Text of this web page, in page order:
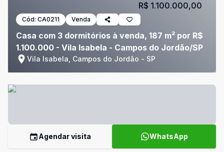
Cód: CA0211 Venda
Casa com 3 dormitórios à venda, 187 m² por R$
1.100.000 - Vila Isabela - Campos do Jordão/SP
Vila Isabela, Campos do Jordão - SP
R$ 1.100.000,00
Agendar visita WhatsApp